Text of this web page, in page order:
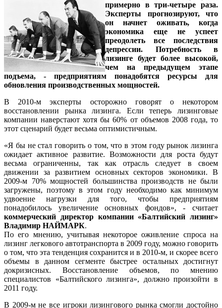
примерно в три-четыре раза.
Эксперты прогнозируют, что
он начнет оживать, когда
экономика еще не успеет
преодолеть все последствия
депрессии. Потребность в
лизинге будет более высокой,
чем на предыдущем этапе
подъема, - предприятиям понадобятся ресурсы для
обновления производственных мощностей.
В 2010-м эксперты осторожно говорят о некотором
восстановлении рынка лизинга. Если теперь лизинговые
компании наверстают хотя бы 60% от объемов 2008 года, то
этот сценарий будет весьма оптимистичным.
«Я бы не стал говорить о том, что в этом году рынок лизинга
ожидает активное развитие. Возможности для роста будут
весьма ограниченны, так как отрасль следует в своем
движении за развитием основных секторов экономики. В
2009-м 70% мощностей большинства производств не были
загружены, поэтому в этом году необходимо как минимум
удвоение нагрузки для того, чтобы предприятиям
понадобилось увеличение основных фондов», - считает
коммерческий директор компании «Балтийский лизинг»
Владимир НАЙМАРК.
По его мнению, учитывая некоторое оживление спроса на
лизинг легкового автотранспорта в 2009 году, можно говорить
о том, что эта тенденция сохранится и в 2010-м, и скорее всего
объемы в данном сегменте быстрее остальных достигнут
докризисных. Восстановление объемов, по мнению
специалистов «Балтийского лизинга», должно произойти в
2011 году.
В 2009-м не все игроки лизингового рынка смогли достойно